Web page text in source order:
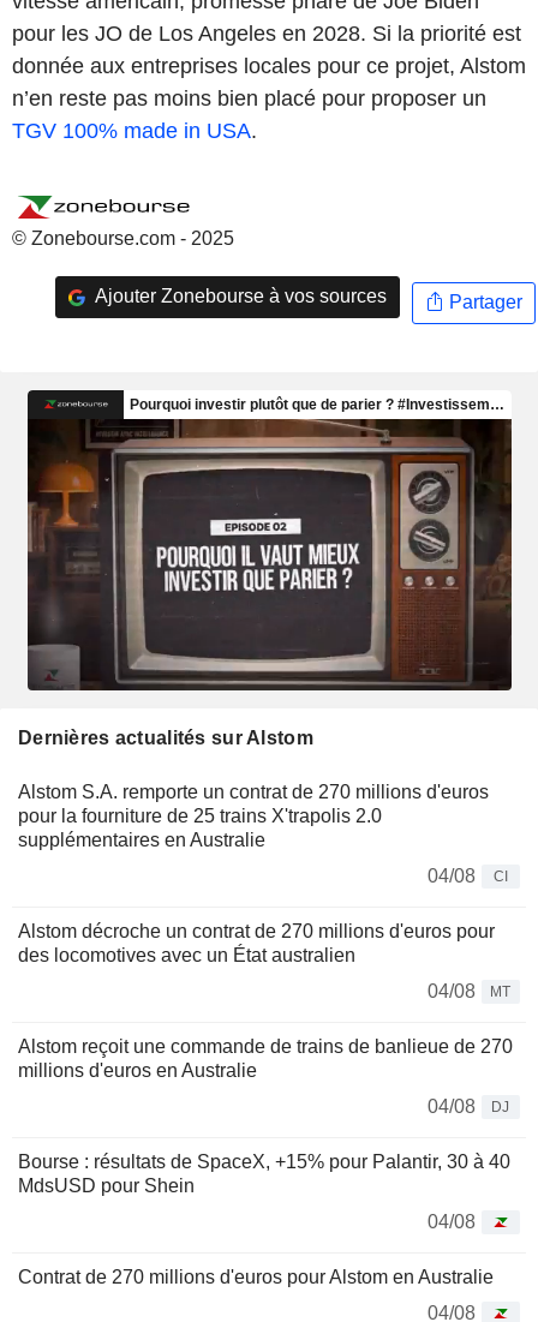
pour les JO de Los Angeles en 2028. Si la priorité est
donnée aux entreprises locales pour ce projet, Alstom
n’en reste pas moins bien placé pour proposer un
TGV 100% made in USA.
© Zonebourse.com - 2025
Ajouter Zonebourse à vos sources Partager
Dernières actualités sur Alstom
Alstom S.A. remporte un contrat de 270 millions d'euros
pour la fourniture de 25 trains X'trapolis 2.0
supplémentaires en Australie
04/08
CI
Alstom décroche un contrat de 270 millions d'euros pour
des locomotives avec un État australien
04/08
MT
Alstom reçoit une commande de trains de banlieue de 270
millions d'euros en Australie
04/08
DJ
Bourse : résultats de SpaceX, +15% pour Palantir, 30 à 40
MdsUSD pour Shein
04/08
Contrat de 270 millions d'euros pour Alstom en Australie
04/08